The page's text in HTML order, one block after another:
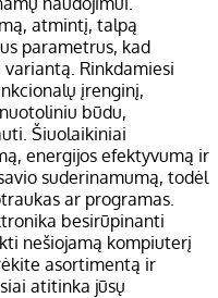
atmintį, talpą
parametrus, kad
Rinkdamiesi
įrenginį,
būdu,
Šiuolaikiniai
energijos efektyvumą ir
suderinamumą, todėl
ar programas.
besirūpinanti
nešiojamą kompiuterį
asortimentą ir
atitinka jūsų